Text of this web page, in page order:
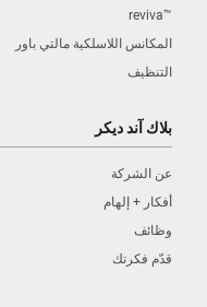
™reviva
المكانس اللاسلكية مالتي باور
التنظيف
بلاك آند ديكر
عن الشركة
أفكار + إلهام
وظائف
قدّم فكرتك